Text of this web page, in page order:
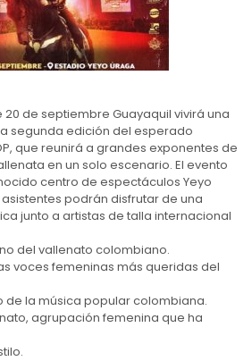
de septiembre Guayaquil vivirá una
segunda edición del esperado
que reunirá a grandes exponentes de
en un solo escenario. El evento
centro de espectáculos Yeyo
podrán disfrutar de una
junto a artistas de talla internacional
del vallenato colombiano.
voces femeninas más queridas del
de la música popular colombiana.
agrupación femenina que ha